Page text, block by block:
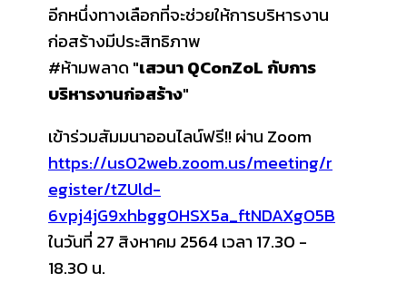
อีกหนึ่งทางเลือกที่จะช่วยให้การบริหารงาน
ก่อสร้างมีประสิทธิภาพ
#ห้ามพลาด "เสวนา QConZoL กับการ
บริหารงานก่อสร้าง"
เข้าร่วมสัมมนาออนไลน์ฟรี!! ผ่าน Zoom
https://us02web.zoom.us/meeting/r
egister/tZUld-
6vpj4jG9xhbggOHSX5a_ftNDAXg05B
ในวันที่ 27 สิงหาคม 2564 เวลา 17.30 -
18.30 น.